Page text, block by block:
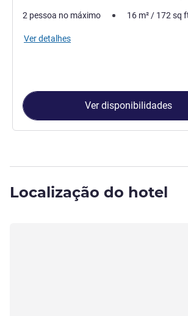
2 pessoa no máximo 16 m²/ 172sq
Ver detalhes
Ver disponibilidades
Localização do hotel